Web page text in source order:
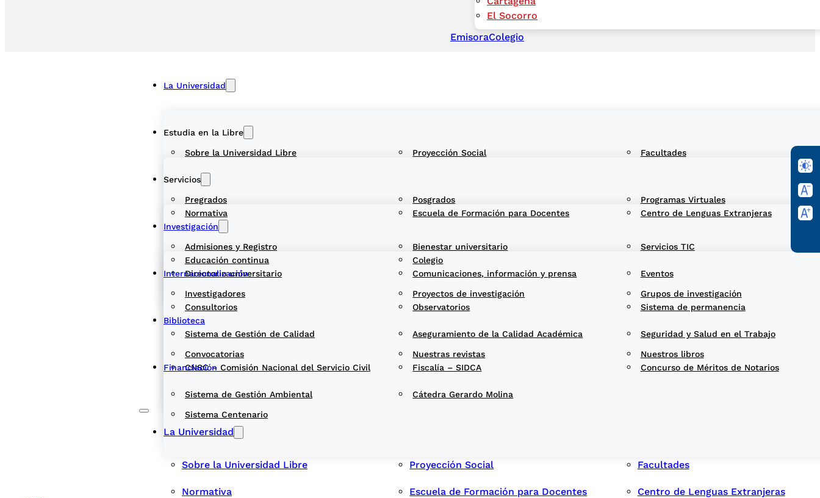
El Socorro
EmisoraColegio
La Universidad
Sobre la Universidad Libre Proyección Social Facultades
Normativa Escuela de Formación para Docentes Centro de Lenguas Extranjeras
Directorio universitario Comunicaciones, información y prensa Eventos
Sistema de Gestión de Calidad Aseguramiento de la Calidad Académica Seguridad y Salud en el Trabajo
Sistema de Gestión Ambiental Cátedra Gerardo Molina
Estudia en la Libre
Pregrados Posgrados Programas Virtuales
Educación continua Colegio
Servicios
Admisiones y Registro Bienestar universitario Servicios TIC
Consultorios Observatorios Sistema de permanencia
CNSC – Comisión Nacional del Servicio Civil Fiscalía – SIDCA Concurso de Méritos de Notarios
Investigación
Investigadores Proyectos de investigación Grupos de investigación
Convocatorias Nuestras revistas Nuestros libros
Sistema Centenario
Internacionalización
Biblioteca
Financiación
La Universidad
Sobre la Universidad Libre Proyección Social Facultades
Normativa Escuela de Formación para Docentes Centro de Lenguas Extranjeras